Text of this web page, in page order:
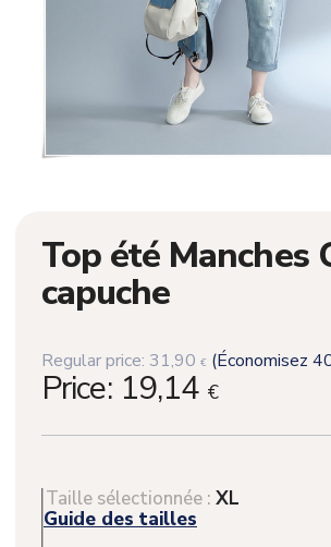
Top été Manches
capuche
Regular price: 31,90 € (Économisez
Price: 19,14 €
Taille sélectionnée : XL
Guide des tailles